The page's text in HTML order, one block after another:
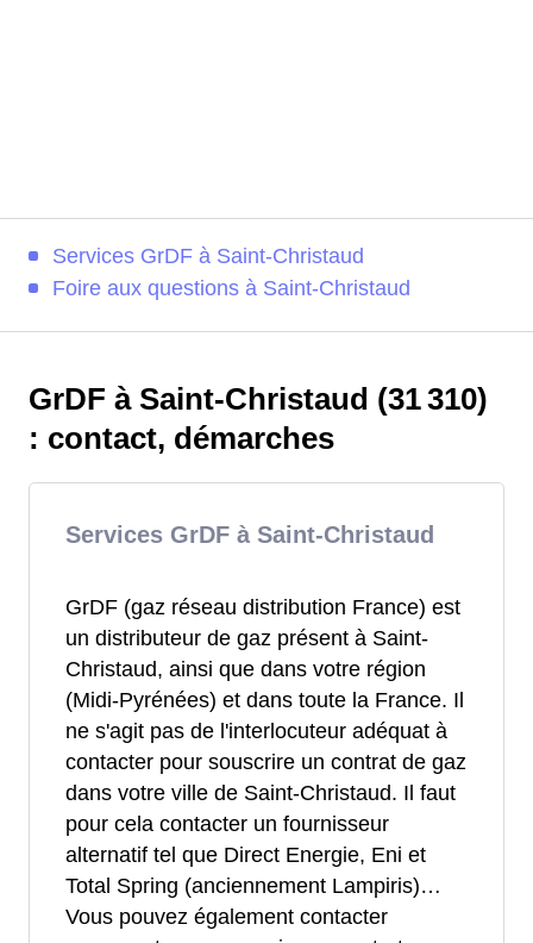
Services GrDF à Saint-Christaud
Foire aux questions à Saint-Christaud
GrDF à Saint-Christaud (31 310)
: contact, démarches
Services GrDF à Saint-Christaud
GrDF (gaz réseau distribution France) est
un distributeur de gaz présent à Saint-
Christaud, ainsi que dans votre région
(Midi-Pyrénées) et dans toute la France. Il
ne s'agit pas de l'interlocuteur adéquat à
contacter pour souscrire un contrat de gaz
dans votre ville de Saint-Christaud. Il faut
pour cela contacter un fournisseur
alternatif tel que Direct Energie, Eni et
Total Spring (anciennement Lampiris)…
Vous pouvez également contacter